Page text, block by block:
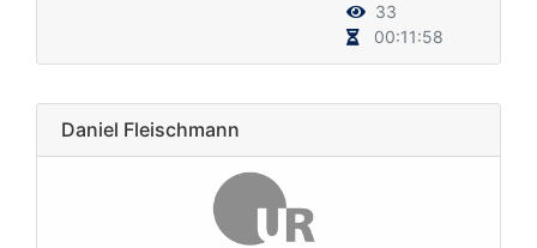
33
00:11:58
Daniel Fleischmann